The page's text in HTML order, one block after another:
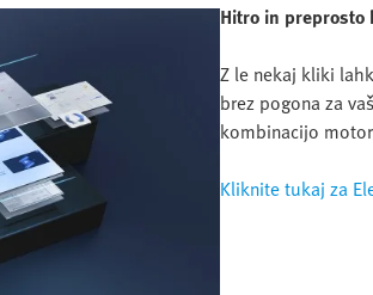
Hitro in preprosto
Z le nekaj kliki
brez pogona za
kombinacijo
Kliknite tukaj za